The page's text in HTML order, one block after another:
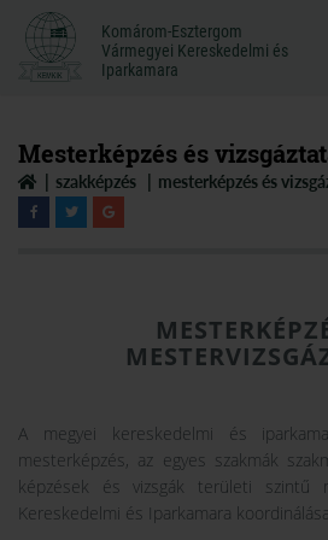
Komárom-Esztergom
Vármegyei Kereskedelmi és
Iparkamara
Komárom-Esztergom
Vármegyei Kereskedelmi és
Iparkamara
Mesterképzés és
szakképzés mesterképzés és
A megyei kereskedelmi és
mesterképzés, az egyes szakmák
képzések és vizsgák területi szintű
Kereskedelmi és Iparkamara